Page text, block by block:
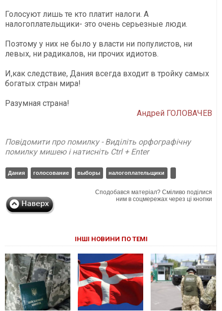
Голосуют лишь те кто платит налоги. А
налогоплательщики- это очень серьезные люди.
Поэтому у них не было у власти ни популистов, ни
левых, ни радикалов, ни прочих идиотов.
И,как следствие, Дания всегда входит в тройку самых
богатых стран мира!
Разумная страна!
Андрей ГОЛОВАЧЕВ
Повідомити про помилку - Виділіть орфографічну
помилку мишею і натисніть Ctrl + Enter
Дания голосование выборы налогоплательщики
Сподобався матеріал? Сміливо поділися
ним в соцмережах через ці кнопки
ІНШІ НОВИНИ ПО ТЕМІ